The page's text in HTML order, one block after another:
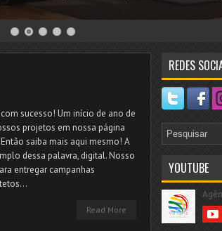
sucesso! Um início de ano de
projetos em nossa página
saiba mais aqui mesmo! A
dessa palavra, digital. Nosso
entregar campanhas
Read More
REDES
YOUTUBE